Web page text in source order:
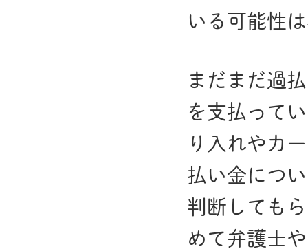
いる可能性
まだまだ過
を支払って
り入れやカ
払い金につ
判断しても
めて弁護士